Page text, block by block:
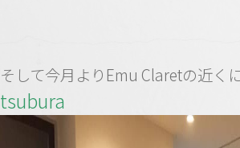
そして今月よりEmu Claretの近く
tsubura